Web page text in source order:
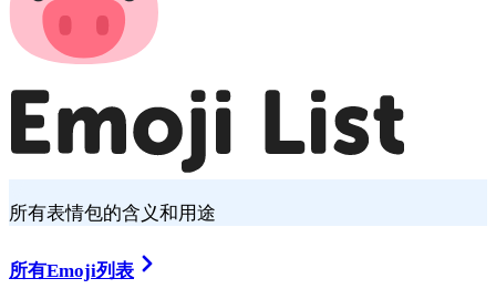
所有表情包的含义和用途
所有Emoji列表